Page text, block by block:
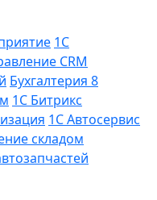
1С
CRM
Бухгалтерия 8
1С Битрикс
1С Автосервис
складом